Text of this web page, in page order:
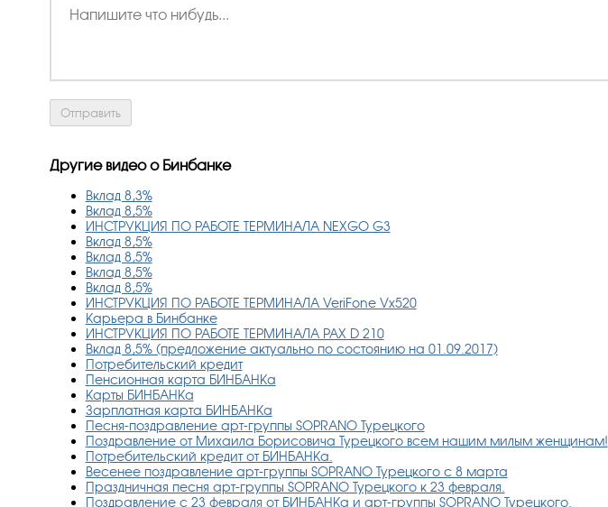
Другие видео о Бинбанке
Вклад 8,3%
Вклад 8,5%
ИНСТРУКЦИЯ ПО РАБОТЕ ТЕРМИНАЛА NEXGO G3
Вклад 8,5%
Вклад 8,5%
Вклад 8,5%
Вклад 8,5%
ИНСТРУКЦИЯ ПО РАБОТЕ ТЕРМИНАЛА VeriFone Vx520
Карьера в Бинбанке
ИНСТРУКЦИЯ ПО РАБОТЕ ТЕРМИНАЛА PAX D 210
Вклад 8,5% (предложение актуально по состоянию на 01.09.2017)
Потребительский кредит
Пенсионная карта БИНБАНКа
Карты БИНБАНКа
Зарплатная карта БИНБАНКа
Песня-поздравление арт-группы SOPRANO Турецкого
Поздравление от Михаила Борисовича Турецкого всем нашим милым женщинам!
Потребительский кредит от БИНБАНКа.
Весенее поздравление арт-группы SOPRANO Турецкого с 8 марта
Праздничная песня арт-группы SOPRANO Турецкого к 23 февраля.
Поздравление с 23 февраля от БИНБАНКа и арт-группы SOPRANO Турецкого.